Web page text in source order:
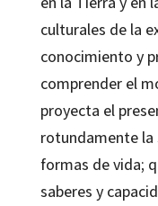
culturales de la
conocimiento y
comprender el
proyecta el
rotundamente
formas de vida;
saberes y